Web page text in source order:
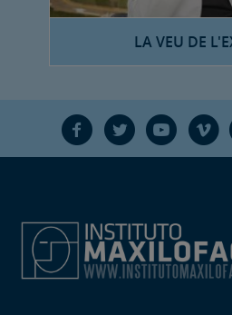
LA VEU DE
F T Y V